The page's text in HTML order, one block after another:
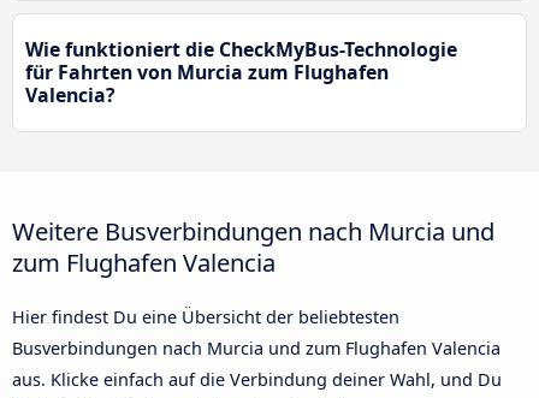
Wie funktioniert die CheckMyBus-Technologie
für Fahrten von Murcia zum Flughafen
Valencia?
Weitere Busverbindungen nach Murcia und
zum Flughafen Valencia
Hier findest Du eine Übersicht der beliebtesten
Busverbindungen nach Murcia und zum Flughafen Valencia
aus. Klicke einfach auf die Verbindung deiner Wahl, und Du